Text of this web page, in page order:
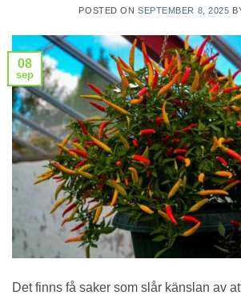
POSTED ON SEPTEMBER 8, 2025
08
sep
Det finns få saker som slår känslan av